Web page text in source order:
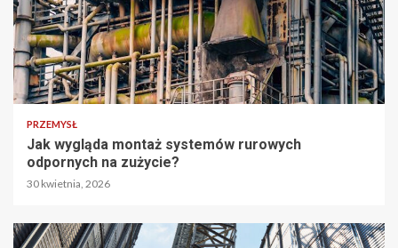
PRZEMYSŁ
Jak wygląda montaż systemów rurowych
odpornych na zużycie?
30 kwietnia, 2026